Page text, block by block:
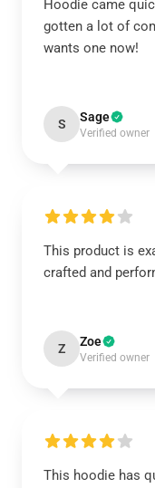
Hoodie came
gotten a lot of
wants one now!
S Sage
Verified owner
This product is
crafted and
Z Zoe
Verified owner
This hoodie has